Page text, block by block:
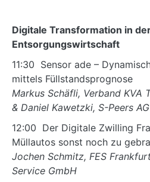
Digitale Transformation in
Entsorgungswirtschaft
11:30 Sensor ade –
mittels Füllstandsprognose
Markus Schäfli, Verband KVA
& Daniel Kawetzki, S-Peers AG
12:00 Der Digitale Zwilling
Müllautos sonst noch zu
Jochen Schmitz, FES
Service GmbH